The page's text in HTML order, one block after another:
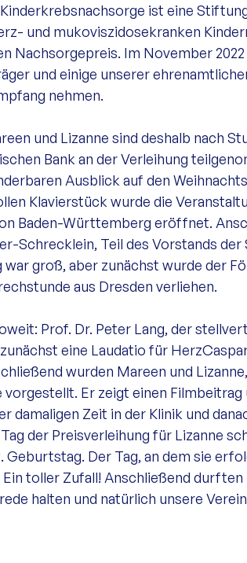
ist eine
und mukoviszidosekranken
Nachsorgepreis. Im November
und einige unserer
nehmen.
und Lizanne sind deshalb nach
Bank an der Verleihung
Ausblick auf den
Klavierstück wurde die
Baden-Württemberg eröffnet.
Schrecklein, Teil des Vorstands
war groß, aber zunächst wurde der
aus Dresden verliehen.
Prof. Dr. Peter Lang, der
eine Laudatio für
wurden Mareen und
vorgestellt. Er zeigt einen Filmbeitrag
damaligen Zeit in der Klinik und
der Preisverleihung für Lizanne
Geburtstag. Der Tag, an dem sie
Ein toller Zufall! Anschließend durften
halten und natürlich unsere